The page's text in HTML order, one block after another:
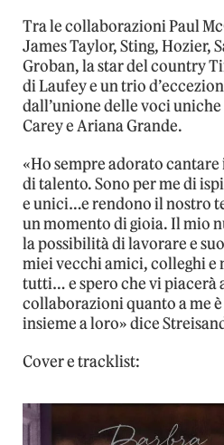
Tra le collaborazioni Paul
James Taylor, Sting, Hozier,
Groban, la star del country
di Laufey e un trio
dall’unione delle voci
Carey e Ariana Grande.
«Ho sempre adorato
di talento. Sono per me di
e unici…e rendono il nostro
un momento di gioia. Il mio
la possibilità di lavorare e
miei vecchi amici, colleghi
tutti… e spero che vi piacerà
collaborazioni quanto a me
insieme a loro» dice
Cover e tracklist: